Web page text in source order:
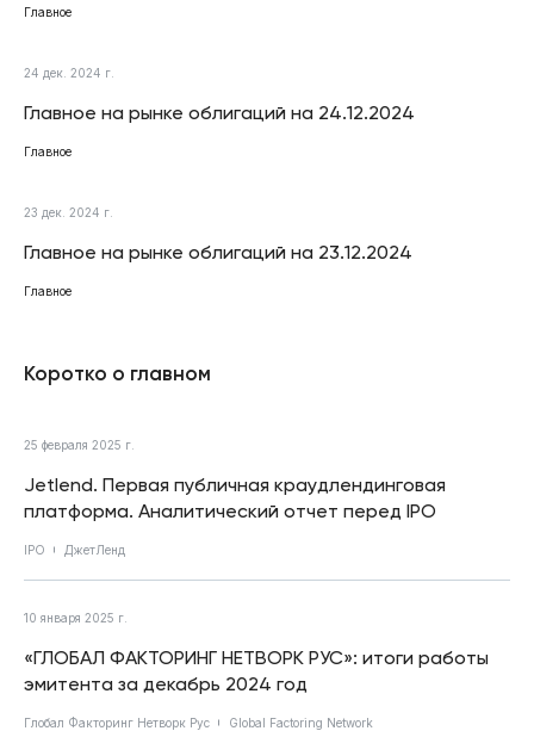
Главное
24 дек. 2024 г.
Главное на рынке облигаций на 24.12.2024
Главное
23 дек. 2024 г.
Главное на рынке облигаций на 23.12.2024
Главное
Коротко о главном
25 февраля 2025 г.
Jetlend. Первая публичная краудлендинговая
платформа. Аналитический отчет перед IPO
IPO ДжетЛенд
10 января 2025 г.
«ГЛОБАЛ ФАКТОРИНГ НЕТВОРК РУС»: итоги работы
эмитента за декабрь 2024 год
Глобал Факторинг Нетворк Рус Global Factoring Network